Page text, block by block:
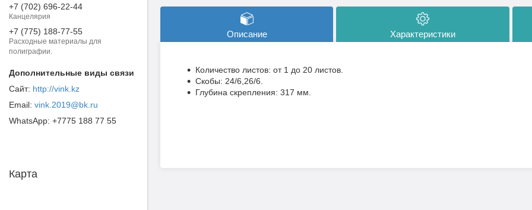
Описание Характеристики
Количество листов: от 1 до 20 листов.
Скобы: 24/6,26/6.
Глубина скрепления: 317 мм.
+7 (702) 696-22-44
Канцелярия
+7 (775) 188-77-55
Расходные материалы для
полиграфии.
http://vink.kz
vink.2019@bk.ru
+7775 188 77 55
Карта